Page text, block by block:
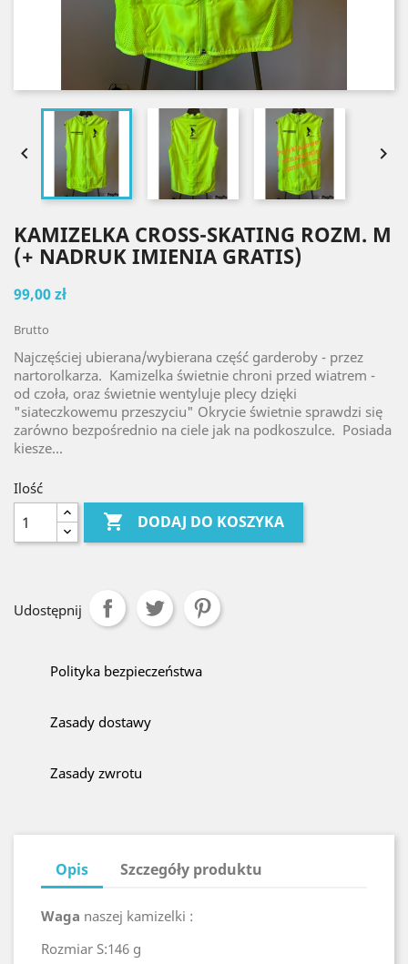
 
KAMIZELKA CROSS-SKATING ROZM. M
(+ NADRUK IMIENIA GRATIS)
99,00 zł
Brutto
Najczęściej ubierana/wybierana część garderoby - przez
nartorolkarza. Kamizelka świetnie chroni przed wiatrem -
od czoła, oraz świetnie wentyluje plecy dzięki
"siateczkowemu przeszyciu" Okrycie świetnie sprawdzi się
zarówno bezpośrednio na ciele jak na podkoszulce. Posiada
kiesze...
Ilość
 DODAJ DO KOSZYKA
Udostępnij
Polityka bezpieczeństwa
Zasady dostawy
Zasady zwrotu
Opis Szczegóły produktu
Waga naszej kamizelki :
Rozmiar S:146 g